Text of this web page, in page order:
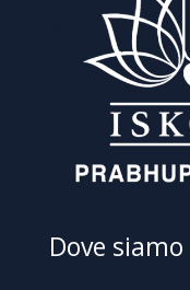
Dove siamo